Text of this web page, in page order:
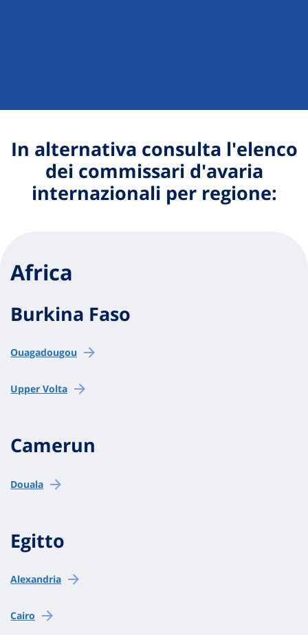
In alternativa consulta l'elenco
dei commissari d'avaria
internazionali per regione:
Africa
Burkina Faso
Ouagadougou
Upper Volta
Camerun
Douala
Egitto
Alexandria
Cairo